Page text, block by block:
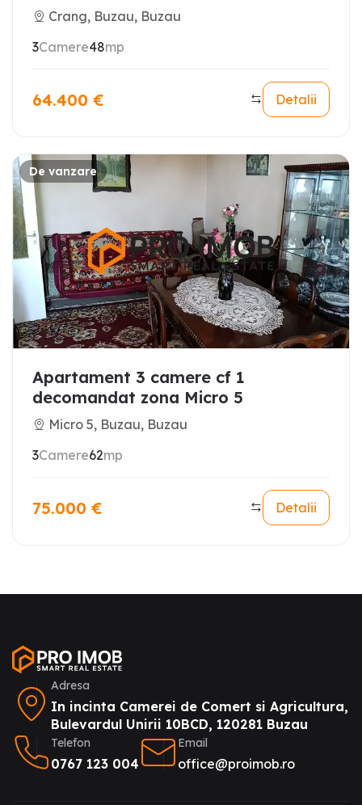
Crang, Buzau, Buzau
3Camere48mp
64.400 € Detalii
De vanzare
Apartament 3 camere cf 1
decomandat zona Micro 5
Micro 5, Buzau, Buzau
3Camere62mp
75.000 € Detalii
Adresa
In incinta Camerei de Comert si Agricultura,
Bulevardul Unirii 10BCD, 120281 Buzau
Telefon
0767 123 004
Email
office@proimob.ro